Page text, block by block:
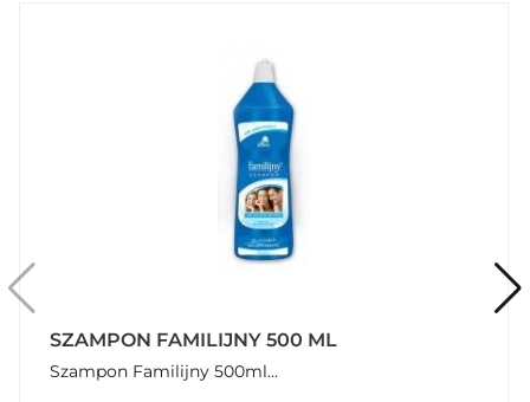
SZAMPON DLA DZIECI BAMBI 150 ML
SZAMPON BAMBI 150...